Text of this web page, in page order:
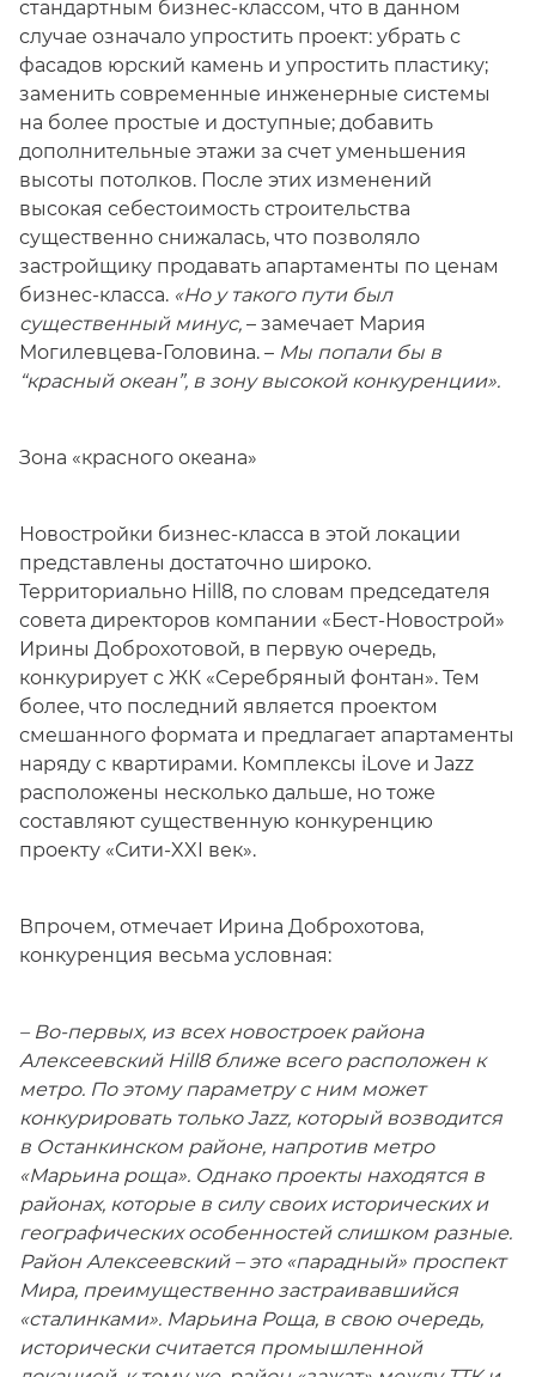
стандартным бизнес-классом, что в данном
случае означало упростить проект: убрать с
фасадов юрский камень и упростить пластику;
заменить современные инженерные системы
на более простые и доступные; добавить
дополнительные этажи за счет уменьшения
высоты потолков. После этих изменений
высокая себестоимость строительства
существенно снижалась, что позволяло
застройщику продавать апартаменты по ценам
бизнес-класса. «Но у такого пути был
существенный минус, – замечает Мария
Могилевцева-Головина. – Мы попали бы в
“красный океан”, в зону высокой конкуренции».
Зона «красного океана»
Новостройки бизнес-класса в этой локации
представлены достаточно широко.
Территориально Hill8, по словам председателя
совета директоров компании «Бест-Новострой»
Ирины Доброхотовой, в первую очередь,
конкурирует с ЖК «Серебряный фонтан». Тем
более, что последний является проектом
смешанного формата и предлагает апартаменты
наряду с квартирами. Комплексы iLove и Jazz
расположены несколько дальше, но тоже
составляют существенную конкуренцию
проекту «Сити-XXI век».
Впрочем, отмечает Ирина Доброхотова,
конкуренция весьма условная:
– Во-первых, из всех новостроек района
Алексеевский Hill8 ближе всего расположен к
метро. По этому параметру с ним может
конкурировать только Jazz, который возводится
в Останкинском районе, напротив метро
«Марьина роща». Однако проекты находятся в
районах, которые в силу своих исторических и
географических особенностей слишком разные.
Район Алексеевский – это «парадный» проспект
Мира, преимущественно застраивавшийся
«сталинками». Марьина Роща, в свою очередь,
исторически считается промышленной